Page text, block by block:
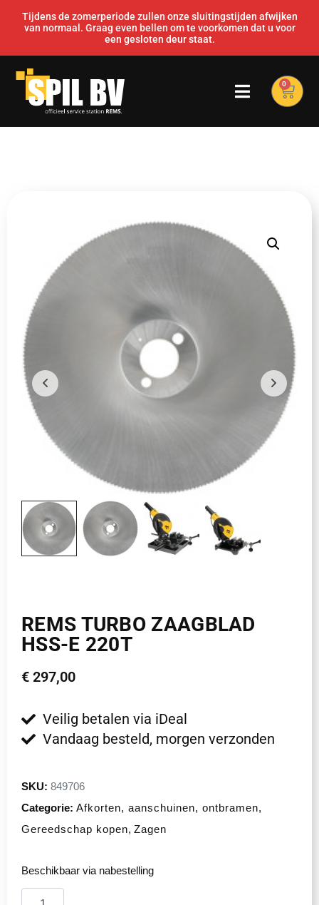
Tijdens de zomerperiode zullen onze sluitingstijden afwijken
van normaal. Graag even bellen om te voorkomen dat u voor
een gesloten deur staat.
0
REMS TURBO ZAAGBLAD
HSS-E 220T
€ 297,00
Veilig betalen via iDeal
Vandaag besteld, morgen verzonden
SKU: 849706
Categorie: Afkorten, aanschuinen, ontbramen,
Gereedschap kopen, Zagen
Beschikbaar via nabestelling